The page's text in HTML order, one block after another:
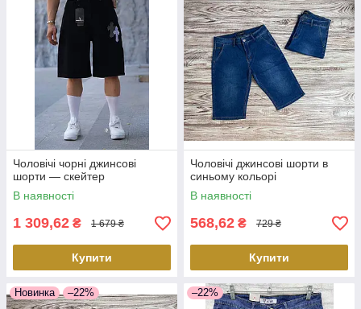
Чоловічі чорні джинсові
шорти — скейтер
В наявності
1 309,62 ₴ 1 679 ₴
Купити
Чоловічі джинсові шорти в
синьому кольорі
В наявності
568,62 ₴ 729 ₴
Купити
Новинка –22% –22%